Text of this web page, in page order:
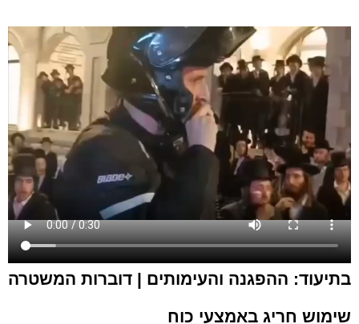
בתיעוד: ההפגנה והעימותים | דוברות המשטרה
שימוש חריג באמצעי כוח